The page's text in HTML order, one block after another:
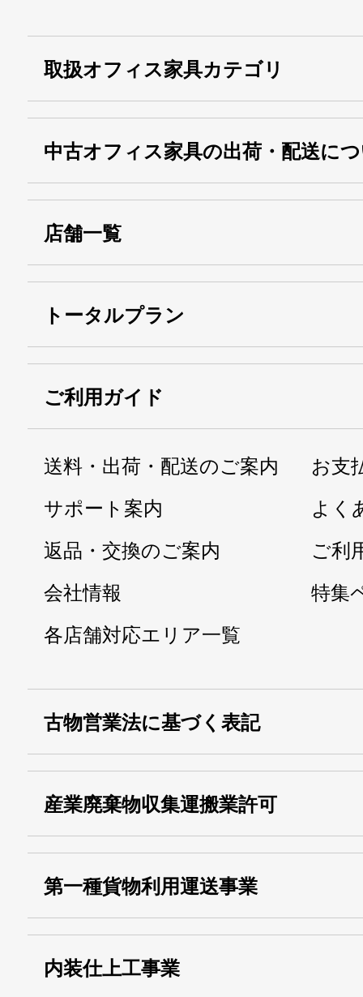
取扱オフィス家具カテゴリ
中古オフィス家具の出荷・配送に
店舗一覧
トータルプラン
ご利用ガイド
送料・出荷・配送のご案内
お支
サポート案内
よく
返品・交換のご案内
ご利
会社情報
特集
各店舗対応エリア一覧
古物営業法に基づく表記
産業廃棄物収集運搬業許可
運搬業許可証番号：
13000155805
第一種貨物利用運送事業
事業
内装仕上工事業